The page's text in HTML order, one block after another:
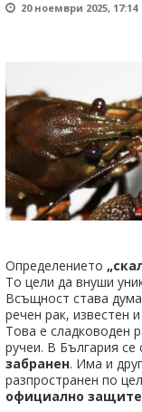
20 ноември 2025, 17:14
Определението
То цели да внуши
Всъщност става
речен рак, известен
Това е сладководен
ручеи. В България
забранен. Има и
разпространен по
официално